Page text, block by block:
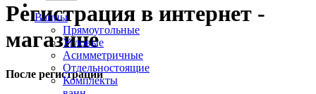
Ванны
Прямоугольные
Угловые
Асимметричные
Отдельностоящие
Комплекты
Регистрация в интернет -
магазине
После регистрации